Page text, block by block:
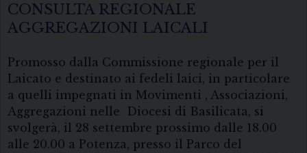
CONSULTA REGIONALE
AGGREGAZIONI LAICALI
Promosso dalla Commissione regionale per il
Laicato e destinato ai fedeli laici, in particolare
a quelli impegnati in Movimenti , Associazioni,
Aggregazioni nelle Diocesi di Basilicata, si
svolgerà, il 28 settembre prossimo dalle 18.00
alle 20.00 a Potenza, presso il Parco del